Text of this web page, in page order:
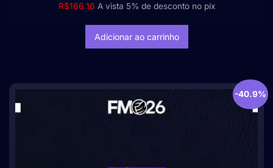
R$166.16 A vista 5% de desconto no pix
Adicionar ao carrinho
-40.9%